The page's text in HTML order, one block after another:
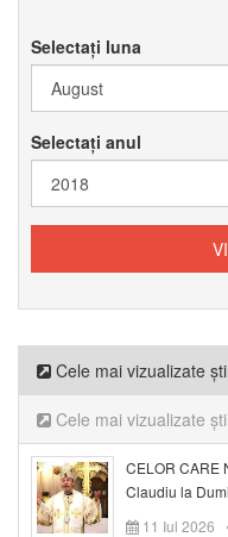
Selectați luna
Selectați anul
Cele mai vizualizate
Cele mai vizualizate
CELOR CARE
Claudiu la
11 Iul 2026